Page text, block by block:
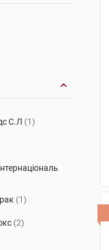
С.Л (1)
(1)
(2)